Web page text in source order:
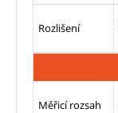
Rozlišení
Měřicí rozsah